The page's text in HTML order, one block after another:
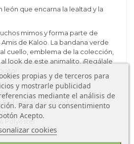
león que encarna la lealtad y la
mimos y forma parte de
de Kaloo. La bandana verde
cuello, emblema de la colección,
look de este animalito. ¡Regálale
P iel
sintética y algodón
Polyester
a 30 °C
propias y de terceros para
y mostrarle publicidad
mediante el análisis de
Para dar su consentimiento
Acepto.
cookies